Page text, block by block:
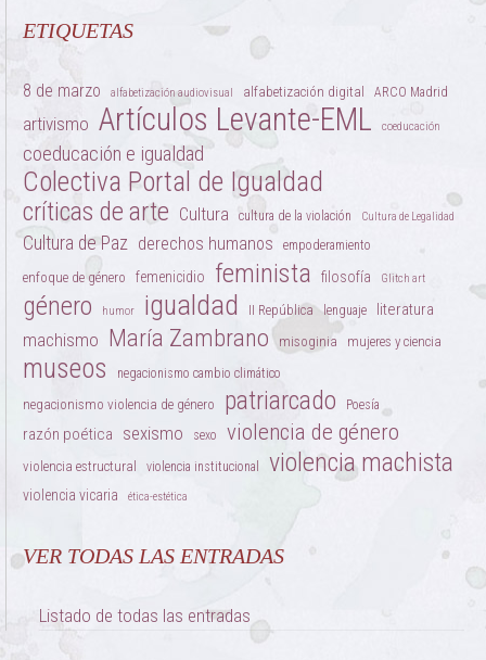
ETIQUETAS
8 de marzo alfabetización audiovisual alfabetización digital ARCO Madrid
artivismo Artículos Levante-EML coeducación
coeducación e igualdad
Colectiva Portal de Igualdad
críticas de arte Cultura cultura de la violación Cultura de Legalidad
Cultura de Paz derechos humanos empoderamiento
enfoque de género femenicidio feminista filosofía Glitch art
género humor igualdad II República lenguaje literatura
machismo María Zambrano misoginia mujeres y ciencia
museos negacionismo cambio climático
negacionismo violencia de género patriarcado Poesía
razón poética sexismo sexo violencia de género
violencia estructural violencia institucional violencia machista
violencia vicaria ética-estética
VER TODAS LAS ENTRADAS
Listado de todas las entradas